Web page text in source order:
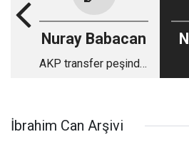
Nuray Babacan
AKP transfer peşinde:
İbrahim Can Arşivi